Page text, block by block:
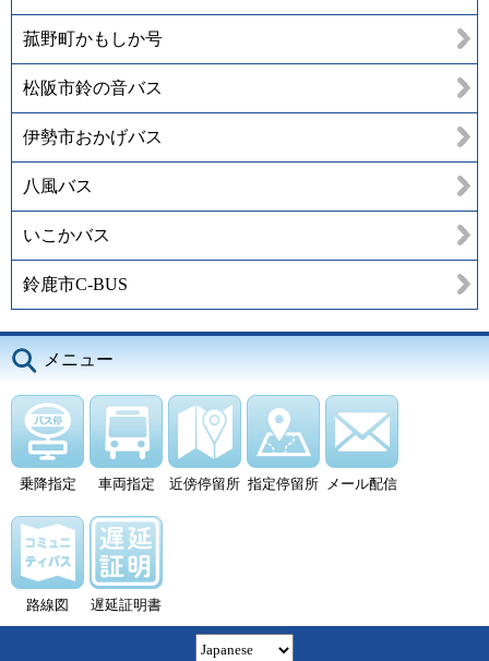
菰野町かもしか号
松阪市鈴の音バス
伊勢市おかげバス
八風バス
いこかバス
鈴鹿市C-BUS
メニュー
乗降指定 車両指定 近傍停留所 指定停留所 メール配信
路線図 遅延証明書